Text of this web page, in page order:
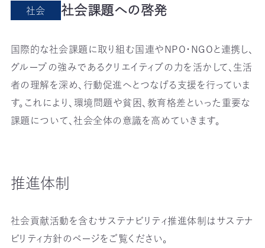
社会 社会課題への啓発
国際的な社会課題に取り組む国連やNPO・NGOと連携し、
グループの強みであるクリエイティブの力を活かして、生活
者の理解を深め、行動促進へとつなげる支援を行っていま
す。これにより、環境問題や貧困、教育格差といった重要な
課題について、社会全体の意識を高めていきます。
推進体制
社会貢献活動を含むサステナビリティ推進体制はサステナ
ビリティ方針のページをご覧ください。